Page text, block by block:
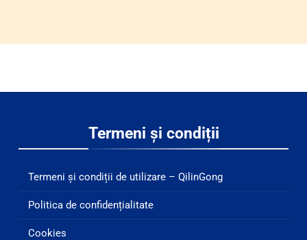
Termeni și condiții
Termeni și condiții de utilizare – QilinGong
Politica de confidențialitate
Cookies